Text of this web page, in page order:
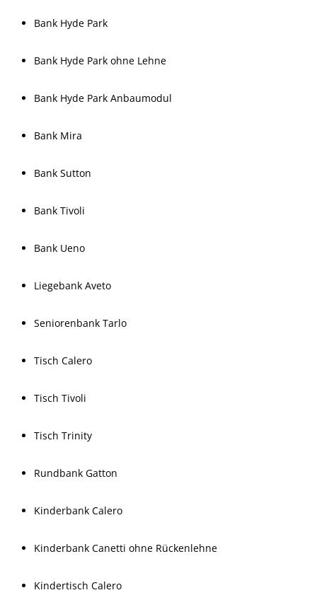
Bank Hyde Park
Bank Hyde Park ohne Lehne
Bank Hyde Park Anbaumodul
Bank Mira
Bank Sutton
Bank Tivoli
Bank Ueno
Liegebank Aveto
Seniorenbank Tarlo
Tisch Calero
Tisch Tivoli
Tisch Trinity
Rundbank Gatton
Kinderbank Calero
Kinderbank Canetti ohne Rückenlehne
Kindertisch Calero